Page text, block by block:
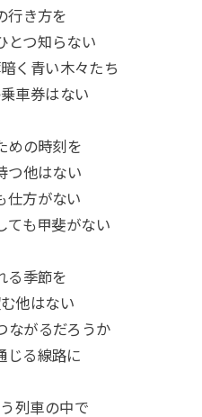
行き方を
とつ知らない
く青い木々たち
車券はない
めの時刻を
つ他はない
仕方がない
ても甲斐がない
る季節を
他はない
ながるだろうか
じる線路に
列車の中で